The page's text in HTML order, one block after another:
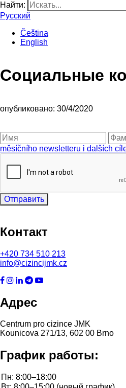
Найти:
Русский
Čeština
English
Социальные
опубликовано: 30/4/2020
měsíčního newsletteru i dalších
Отправить
Контакт
+420 734 510 213
info@cizincijmk.cz
Адрес
Centrum pro cizince JMK
Kounicova 271/13, 602 00 Brno
График работы: